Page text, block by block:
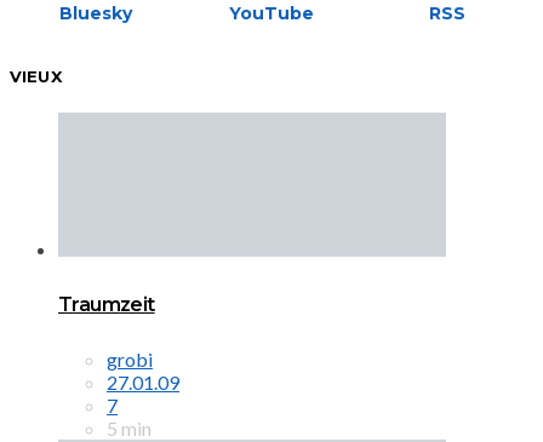
Bluesky YouTube RSS
VIEUX
Traumzeit
grobi
27.01.09
7
5 min